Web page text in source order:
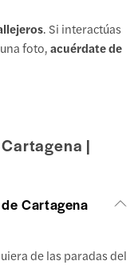
. Si interactúas
foto,acuérdate de
|
Cartagena
de las paradas del